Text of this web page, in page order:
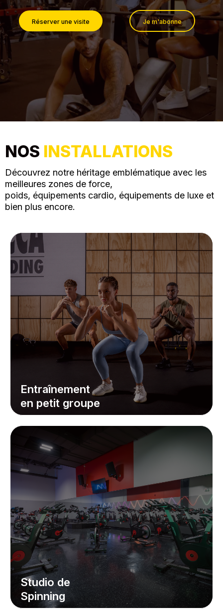
Réserver une visite Je m'abonne
NOS INSTALLATIONS
Découvrez notre héritage emblématique avec les
meilleures zones de force,
poids, équipements cardio, équipements de luxe et
bien plus encore.
Entraînement
en petit groupe
Studio de
Spinning